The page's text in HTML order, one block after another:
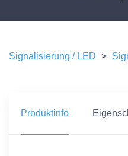
Signalisierung / LED >
Produktinfo